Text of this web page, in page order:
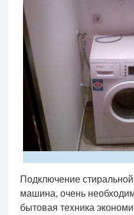
Подключение
машина, очень
бытовая техника